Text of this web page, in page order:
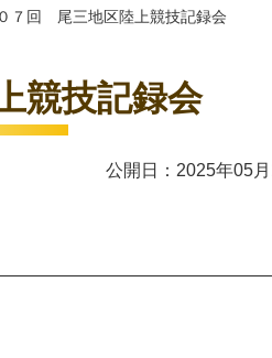
７回 尾三地区陸上競技記録会
競技記録会
公開日：2025年05